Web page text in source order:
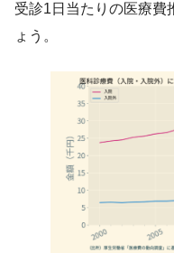
受診1日当たりの医療費
ょう。